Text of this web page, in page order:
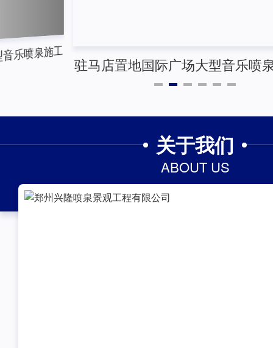
喷泉施工
驻马店置地国际广场大型音乐喷
景照片
关于我们
ABOUT US